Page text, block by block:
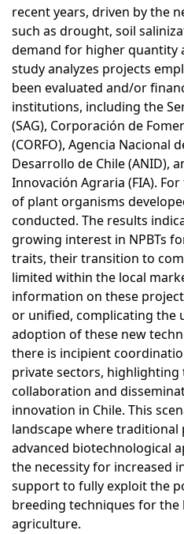
recent years, driven by the
such as drought, soil
demand for higher quantity
study analyzes projects
been evaluated and/or
institutions, including the
(SAG), Corporación de
(CORFO), Agencia Nacional
Desarrollo de Chile (ANID),
Innovación Agraria (FIA).
of plant organisms
conducted. The results
growing interest in NPBTs
traits, their transition to
limited within the local
information on these
or unified, complicating the
adoption of these new
there is incipient
private sectors, highlighting
collaboration and
innovation in Chile. This
landscape where traditional
advanced biotechnological
the necessity for increased
support to fully exploit the
breeding techniques for
agriculture.